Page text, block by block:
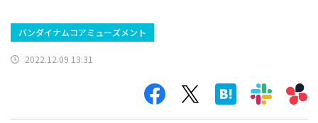
バンダイナムコアミューズメント
2022.12.09 13:31